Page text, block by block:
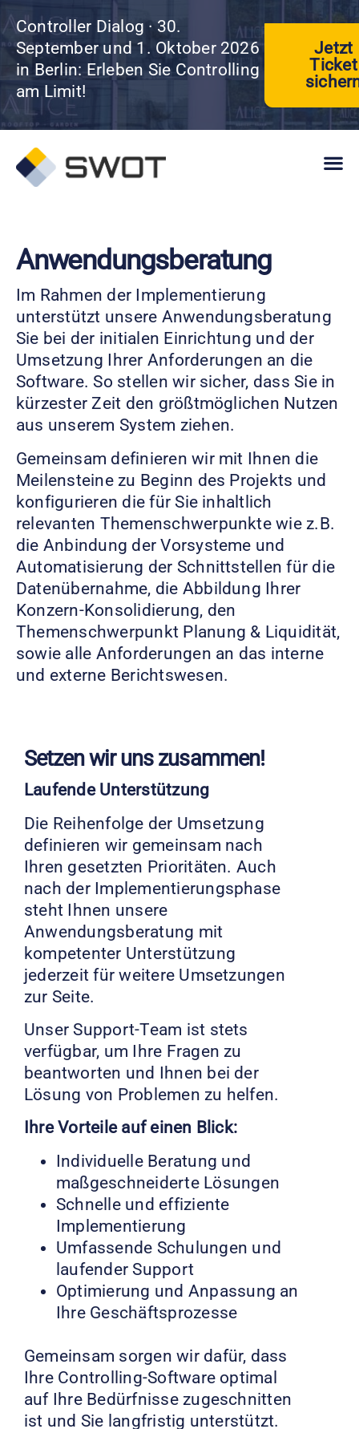
Controller Dialog · 30.
September und 1. Oktober 2026
in Berlin: Erleben Sie Controlling
am Limit!
Jetzt
Ticket
Anwendungsberatung
Im Rahmen der Implementierung
unterstützt unsere Anwendungsberatung
Sie bei der initialen Einrichtung und der
Umsetzung Ihrer Anforderungen an die
Software. So stellen wir sicher, dass Sie in
kürzester Zeit den größtmöglichen Nutzen
aus unserem System ziehen.
Gemeinsam definieren wir mit Ihnen die
Meilensteine zu Beginn des Projekts und
konfigurieren die für Sie inhaltlich
relevanten Themenschwerpunkte wie z.B.
die Anbindung der Vorsysteme und
Automatisierung der Schnittstellen für die
Datenübernahme, die Abbildung Ihrer
Konzern-Konsolidierung, den
Themenschwerpunkt Planung & Liquidität,
sowie alle Anforderungen an das interne
und externe Berichtswesen.
Setzen wir uns zusammen!
Laufende Unterstützung
Die Reihenfolge der Umsetzung
definieren wir gemeinsam nach
Ihren gesetzten Prioritäten. Auch
nach der Implementierungsphase
steht Ihnen unsere
Anwendungsberatung mit
kompetenter Unterstützung
jederzeit für weitere Umsetzungen
zur Seite.
Unser Support-Team ist stets
verfügbar, um Ihre Fragen zu
beantworten und Ihnen bei der
Lösung von Problemen zu helfen.
Ihre Vorteile auf einen Blick:
Individuelle Beratung und
maßgeschneiderte Lösungen
Schnelle und effiziente
Implementierung
Umfassende Schulungen und
laufender Support
Optimierung und Anpassung an
Ihre Geschäftsprozesse
Gemeinsam sorgen wir dafür, dass
Ihre Controlling-Software optimal
auf Ihre Bedürfnisse zugeschnitten
ist und Sie langfristig unterstützt.